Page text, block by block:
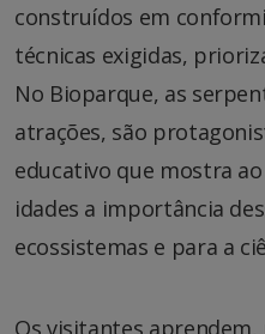
construídos em
técnicas exigidas,
No Bioparque, as
atrações, são
educativo que mostra
idades a importância
ecossistemas e para a
Os visitantes